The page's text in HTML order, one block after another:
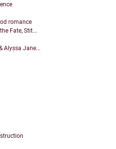
romance
Fate, Stit...
Alyssa Jane...